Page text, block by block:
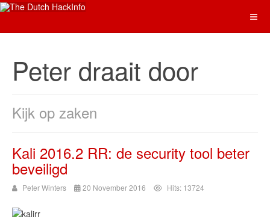
Peter draait door
Kijk op zaken
Kali 2016.2 RR: de security tool beter
beveiligd
Peter Winters 20 November 2016 Hits: 13724